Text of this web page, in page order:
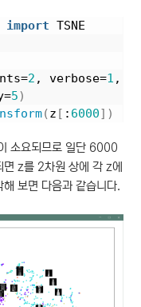
import TSNE
2 , verbose=1 ,
5)
(z [ : 6000])
소요되므로 일단 6000
면 z를 2차원 상에 각 z에
보면 다음과 같습니다.